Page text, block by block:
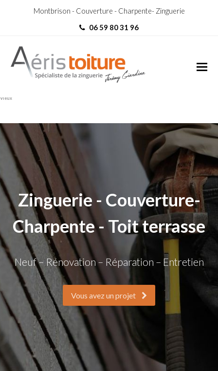
Montbrison - Couverture - Charpente- Zinguerie
06 59 80 31 96
Vieux
Zinguerie - Couverture-
Charpente - Toit terrasse
Neuf – Rénovation – Réparation – Entretien
Vous avez un projet